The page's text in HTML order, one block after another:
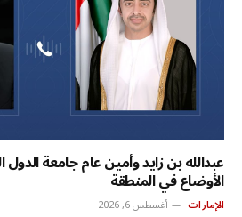
عبدالله بن زايد وأمين عام جامعة الدول
الأوضاع في المنطقة
الإمارات أغسطس 6, 2026